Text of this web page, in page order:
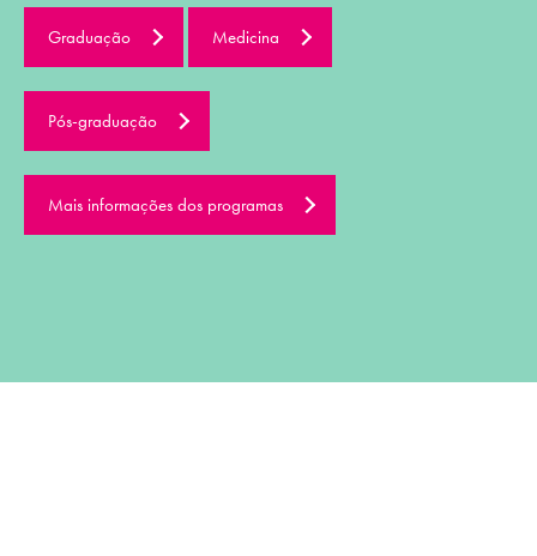
Graduação Medicina
Pós-graduação
Mais informações dos programas